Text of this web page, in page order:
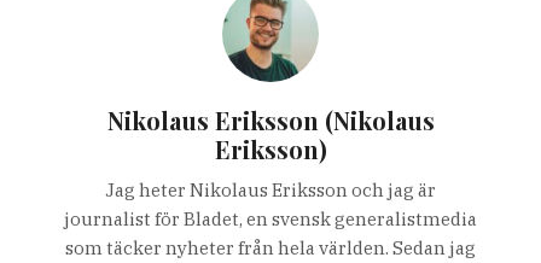
Nikolaus Eriksson (Nikolaus
Eriksson)
Jag heter Nikolaus Eriksson och jag är
journalist för Bladet, en svensk generalistmedia
som täcker nyheter från hela världen. Sedan jag